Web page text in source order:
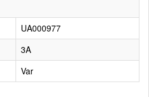
UA000977
3A
Var